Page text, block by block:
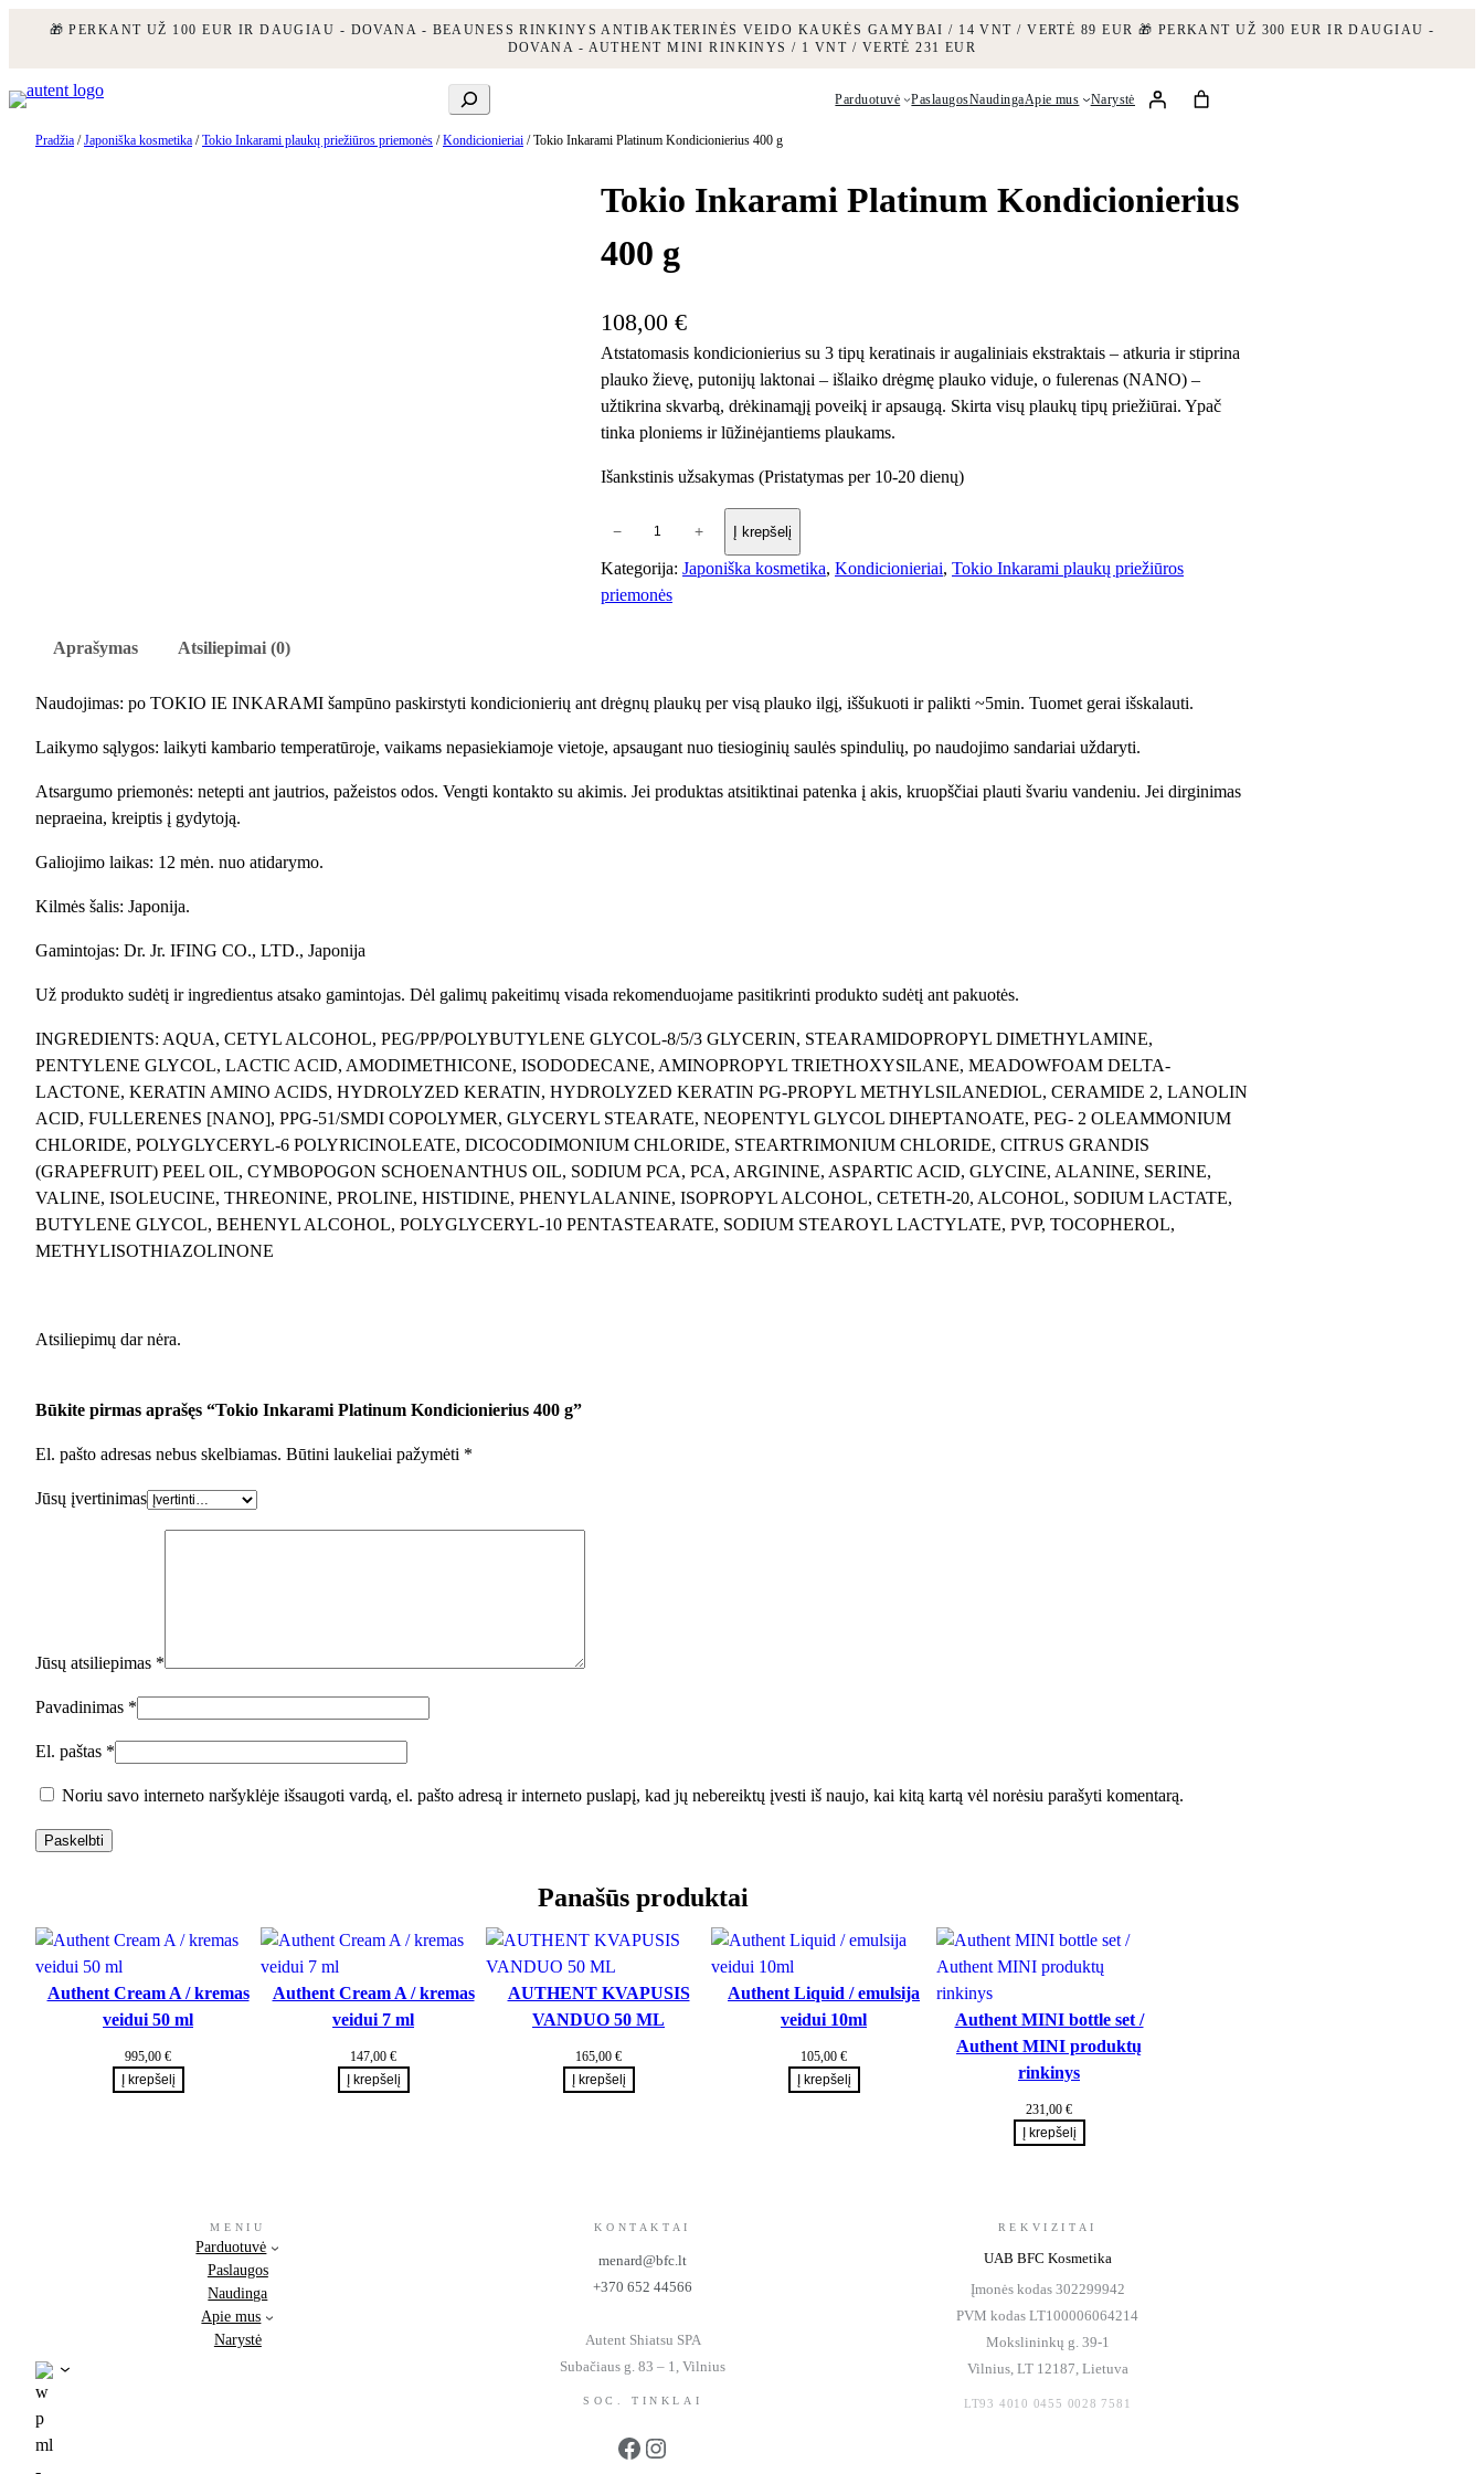
🎁 PERKANT UŽ 100 EUR IR DAUGIAU - DOVANA - BEAUNESS RINKINYS ANTIBAKTERINĖS VEIDO KAUKĖS GAMYBAI / 14 VNT / VERTĖ 89 EUR 🎁 PERKANT UŽ 300 EUR IR DAUGIAU -
DOVANA - AUTHENT MINI RINKINYS / 1 VNT / VERTĖ 231 EUR
prie
turinio
Ieškoti Parduotuvė PaslaugosNaudingaApie mus Narystė
Pradžia /Japoniška kosmetika /Tokio Inkarami plaukų priežiūros priemonės /Kondicionieriai / Tokio Inkarami Platinum Kondicionierius 400 g
Tokio Inkarami Platinum Kondicionierius
400 g
108,00 €
Atstatomasis kondicionierius su 3 tipų keratinais ir augaliniais ekstraktais – atkuria ir stiprina
plauko žievę, putonijų laktonai – išlaiko drėgmę plauko viduje, o fulerenas (NANO) –
užtikrina skvarbą, drėkinamąjį poveikį ir apsaugą. Skirta visų plaukų tipų priežiūrai. Ypač
tinka ploniems ir lūžinėjantiems plaukams.
Išankstinis užsakymas (Pristatymas per 10-20 dienų)
o
d
o
i
e
i
I
n
k
a
r
a
m
i
i
0
g
− + Į krepšelį
Kategorija: Japoniška kosmetika, Kondicionieriai, Tokio Inkarami plaukų priežiūros
priemonės
Aprašymas Atsiliepimai (0)
Naudojimas: po TOKIO IE INKARAMI šampūno paskirstyti kondicionierių ant drėgnų plaukų per visą plauko ilgį, iššukuoti ir palikti ~5min. Tuomet gerai išskalauti.
Laikymo sąlygos: laikyti kambario temperatūroje, vaikams nepasiekiamoje vietoje, apsaugant nuo tiesioginių saulės spindulių, po naudojimo sandariai uždaryti.
Atsargumo priemonės: netepti ant jautrios, pažeistos odos. Vengti kontakto su akimis. Jei produktas atsitiktinai patenka į akis, kruopščiai plauti švariu vandeniu. Jei dirginimas
nepraeina, kreiptis į gydytoją.
Galiojimo laikas: 12 mėn. nuo atidarymo.
Kilmės šalis: Japonija.
Gamintojas: Dr. Jr. IFING CO., LTD., Japonija
Už produkto sudėtį ir ingredientus atsako gamintojas. Dėl galimų pakeitimų visada rekomenduojame pasitikrinti produkto sudėtį ant pakuotės.
INGREDIENTS: AQUA, CETYL ALCOHOL, PEG/PP/POLYBUTYLENE GLYCOL-8/5/3 GLYCERIN, STEARAMIDOPROPYL DIMETHYLAMINE,
PENTYLENE GLYCOL, LACTIC ACID, AMODIMETHICONE, ISODODECANE, AMINOPROPYL TRIETHOXYSILANE, MEADOWFOAM DELTA-
LACTONE, KERATIN AMINO ACIDS, HYDROLYZED KERATIN, HYDROLYZED KERATIN PG-PROPYL METHYLSILANEDIOL, CERAMIDE 2, LANOLIN
ACID, FULLERENES [NANO], PPG-51/SMDI COPOLYMER, GLYCERYL STEARATE, NEOPENTYL GLYCOL DIHEPTANOATE, PEG- 2 OLEAMMONIUM
CHLORIDE, POLYGLYCERYL-6 POLYRICINOLEATE, DICOCODIMONIUM CHLORIDE, STEARTRIMONIUM CHLORIDE, CITRUS GRANDIS
(GRAPEFRUIT) PEEL OIL, CYMBOPOGON SCHOENANTHUS OIL, SODIUM PCA, PCA, ARGININE, ASPARTIC ACID, GLYCINE, ALANINE, SERINE,
VALINE, ISOLEUCINE, THREONINE, PROLINE, HISTIDINE, PHENYLALANINE, ISOPROPYL ALCOHOL, CETETH-20, ALCOHOL, SODIUM LACTATE,
BUTYLENE GLYCOL, BEHENYL ALCOHOL, POLYGLYCERYL-10 PENTASTEARATE, SODIUM STEAROYL LACTYLATE, PVP, TOCOPHEROL,
METHYLISOTHIAZOLINONE
Atsiliepimų dar nėra.
Būkite pirmas aprašęs “Tokio Inkarami Platinum Kondicionierius 400 g”
El. pašto adresas nebus skelbiamas. Būtini laukeliai pažymėti *
Jūsų įvertinimas
Jūsų atsiliepimas *
Pavadinimas *
El. paštas *
Noriu savo interneto naršyklėje išsaugoti vardą, el. pašto adresą ir interneto puslapį, kad jų nebereiktų įvesti iš naujo, kai kitą kartą vėl norėsiu parašyti komentarą.
Panašūs produktai
Authent Cream A / kremas
veidui 50 ml
995,00 €
Į krepšelį
Authent Cream A / kremas
veidui 7 ml
147,00 €
Į krepšelį
AUTHENT KVAPUSIS
VANDUO 50 ML
165,00 €
Į krepšelį
Authent Liquid / emulsija
veidui 10ml
105,00 €
Į krepšelį
Authent MINI bottle set /
Authent MINI produktų
rinkinys
231,00 €
Į krepšelį
MENIU
Parduotuvė
Paslaugos
Naudinga
Apie mus
Narystė
KONTAKTAI
menard@bfc.lt
+370 652 44566
Autent Shiatsu SPA
Subačiaus g. 83 – 1, Vilnius
SOC. TINKLAI
Facebook Instagram
REKVIZITAI
UAB BFC Kosmetika
Įmonės kodas 302299942
PVM kodas LT100006064214
Mokslininkų g. 39-1
Vilnius, LT 12187, Lietuva
LT93 4010 0455 0028 7581